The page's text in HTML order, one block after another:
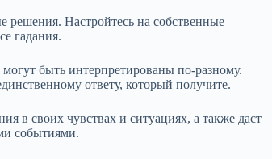
решения. Настройтесь на собственные
гадания.
быть интерпретированы по-разному.
ответу, который получите.
в своих чувствах и ситуациях, а также даст
событиями.